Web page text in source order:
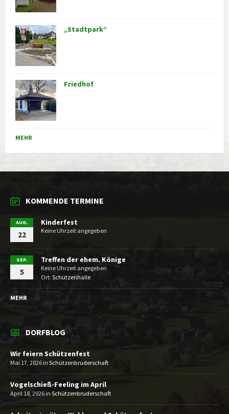
„Stadtpark“
Friedhof
MEHR
KOMMENDE TERMINE
AUG.
22
Kinderfest
Keine Uhrzeit angegeben
SEP.
5
Treffen der ehem. Könige
Keine Uhrzeit angegeben
Ort: Schützenhalle
MEHR
DORFBLOG
Wir feiern Schützenfest
Mai 17, 2026 in Schützenbruderschaft
Vogelschieß-Feeling im April
April 18, 2026in Schützenbruderschaft